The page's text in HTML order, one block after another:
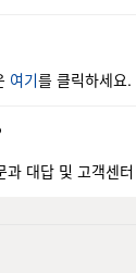
여기를 클릭하세요.
대답 및 고객센